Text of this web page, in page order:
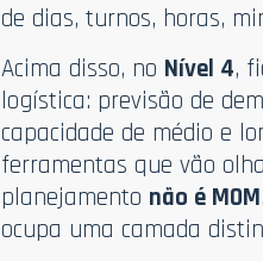
de dias, turnos, horas,
Acima disso, no Nível 4,
logística: previsão de
capacidade de médio e
ferramentas que vão
planejamento não é MOM
ocupa uma camada